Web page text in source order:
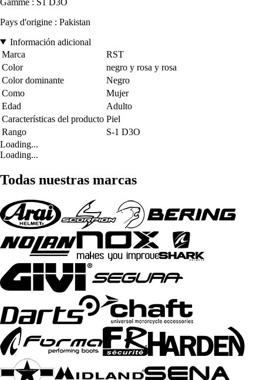
Pays d'origine : Pakistan
Información adicional
Marca
RST
Color
negro y rosa y rosa
Color dominante
Negro
Como
Mujer
Edad
Adulto
Características del producto Piel
Rango
S-1 D3O
Loading...
Loading...
Todas nuestras marcas